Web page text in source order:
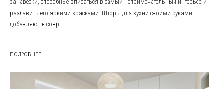
занавески, способные вписаться в самый непримечательный интерьер и
разбавить его яркими красками. Шторы для кухни своими руками
добавляют в совр...
ПОДРОБНЕЕ